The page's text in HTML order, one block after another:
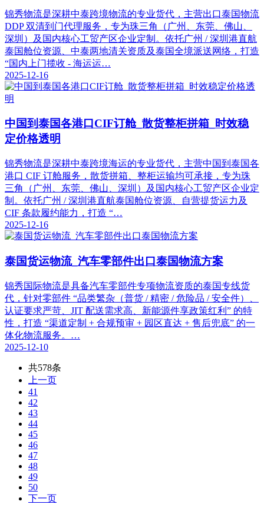
锦秀物流是深耕中泰跨境物流的专业货代，主营出口泰国物流
DDP 双清到门代理服务，专为珠三角（广州、东莞、佛山、
深圳）及国内核心工贸产区企业定制。依托广州 / 深圳港直航
泰国舱位资源、中泰两地清关资质及泰国全境派送网络，打造
“国内上门揽收 - 海运运…
2025-12-16
中国到泰国各港口CIF订舱_散货整柜拼箱_时效稳
定价格透明
锦秀物流是深耕中泰跨境海运的专业货代，主营中国到泰国各
港口 CIF 订舱服务，散货拼箱、整柜运输均可承接，专为珠
三角（广州、东莞、佛山、深圳）及国内核心工贸产区企业定
制。依托广州 / 深圳港直航泰国舱位资源、自营提货运力及
CIF 条款履约能力，打造 “…
2025-12-16
泰国货运物流_汽车零部件出口泰国物流方案
锦秀国际物流是具备汽车零部件专项物流资质的泰国专线货
代，针对零部件 “品类繁杂（普货 / 精密 / 危险品 / 安全件）、
认证要求严苛、JIT 配送需求高、新能源件享政策红利” 的特
性，打造 “渠道定制 + 合规预审 + 园区直达 + 售后兜底” 的一
体化物流服务。…
2025-12-10
共578条
上一页
41
42
43
44
45
46
47
48
49
50
下一页